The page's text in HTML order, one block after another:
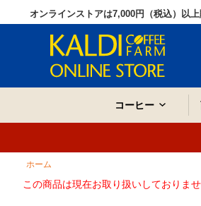
オンラインストアは7,000円（税込）以
コーヒー
ホーム
この商品は現在お取り扱いしておりま